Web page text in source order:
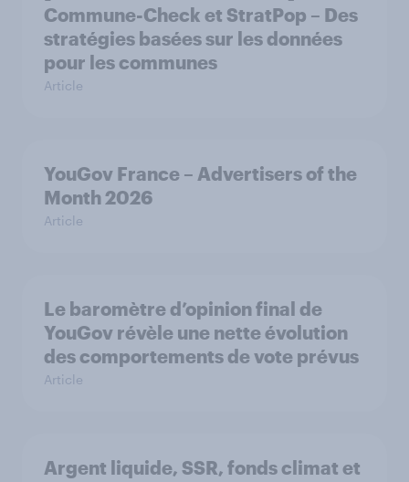
Commune-Check et StratPop – Des
stratégies basées sur les données
pour les communes
Article
YouGov France – Advertisers of the
Month 2026
Article
Le baromètre d’opinion final de
YouGov révèle une nette évolution
des comportements de vote prévus
Article
Argent liquide, SSR, fonds climat et